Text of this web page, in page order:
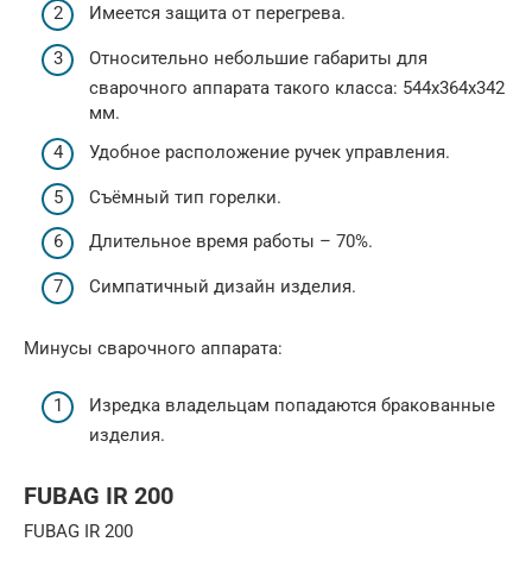
Имеется защита от перегрева.
Относительно небольшие габариты для
сварочного аппарата такого класса: 544х364х342
мм.
Удобное расположение ручек управления.
Съёмный тип горелки.
Длительное время работы – 70%.
Симпатичный дизайн изделия.
Минусы сварочного аппарата:
Изредка владельцам попадаются бракованные
изделия.
FUBAG IR 200
FUBAG IR 200